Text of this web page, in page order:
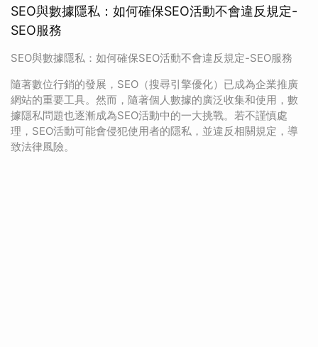
SEO與數據隱私：如何確保SEO活動不會違反規定-
SEO服務
SEO與數據隱私：如何確保SEO活動不會違反規定-SEO服務
隨著數位行銷的發展，SEO（搜尋引擎優化）已成為企業推廣
網站的重要工具。然而，隨著個人數據的廣泛收集和使用，數
據隱私問題也逐漸成為SEO活動中的一大挑戰。若不謹慎處
理，SEO活動可能會侵犯使用者的隱私，並違反相關規定，導
致法律風險。